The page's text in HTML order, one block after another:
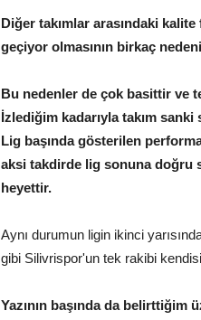
Diğer takımlar arasındaki
geçiyor olmasının birkaç
Bu nedenler de çok basittir ve
İzlediğim kadarıyla takım
Lig başında gösterilen
aksi takdirde lig sonuna doğru
heyettir.
Aynı durumun ligin ikinci
gibi Silivrispor'un tek rakibi
Yazının başında da belirttiğim